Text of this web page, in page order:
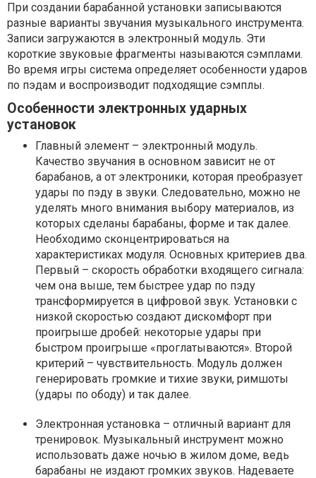
При создании барабанной установки записываются
разные варианты звучания музыкального инструмента.
Записи загружаются в электронный модуль. Эти
короткие звуковые фрагменты называются сэмплами.
Во время игры система определяет особенности ударов
по пэдам и воспроизводит подходящие сэмплы.
Особенности электронных ударных
установок
Главный элемент – электронный модуль.
Качество звучания в основном зависит не от
барабанов, а от электроники, которая преобразует
удары по пэду в звуки. Следовательно, можно не
уделять много внимания выбору материалов, из
которых сделаны барабаны, форме и так далее.
Необходимо сконцентрироваться на
характеристиках модуля. Основных критериев два.
Первый – скорость обработки входящего сигнала:
чем она выше, тем быстрее удар по пэду
трансформируется в цифровой звук. Установки с
низкой скоростью создают дискомфорт при
проигрыше дробей: некоторые удары при
быстром проигрыше «проглатываются». Второй
критерий – чувствительность. Модуль должен
генерировать громкие и тихие звуки, римшоты
(удары по ободу) и так далее.
Электронная установка – отличный вариант для
тренировок. Музыкальный инструмент можно
использовать даже ночью в жилом доме, ведь
барабаны не издают громких звуков. Надеваете